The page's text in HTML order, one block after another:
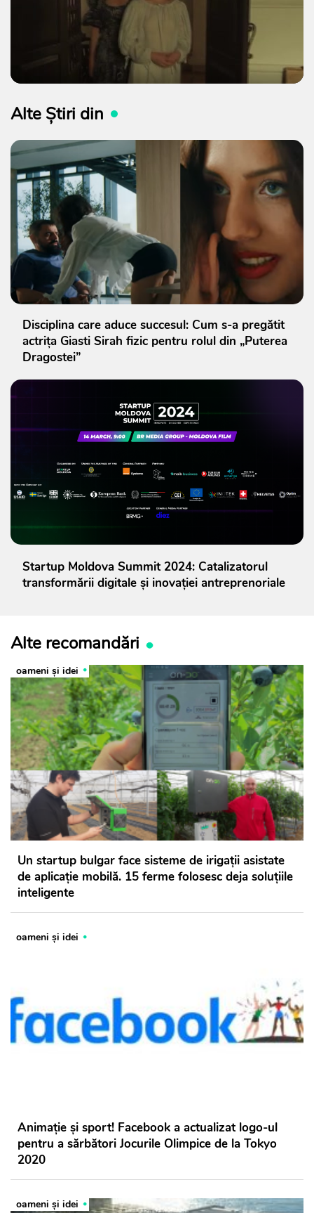
Alte Știri din
Disciplina care aduce succesul: Cum s-a pregătit
actrița Giasti Sirah fizic pentru rolul din „Puterea
Dragostei”
Startup Moldova Summit 2024: Catalizatorul
transformării digitale și inovației antreprenoriale
Alte recomandări
oameni şi idei
Un startup bulgar face sisteme de irigații asistate
de aplicație mobilă. 15 ferme folosesc deja soluțiile
inteligente
oameni şi idei
Animație și sport! Facebook a actualizat logo-ul
pentru a sărbători Jocurile Olimpice de la Tokyo
2020
oameni şi idei